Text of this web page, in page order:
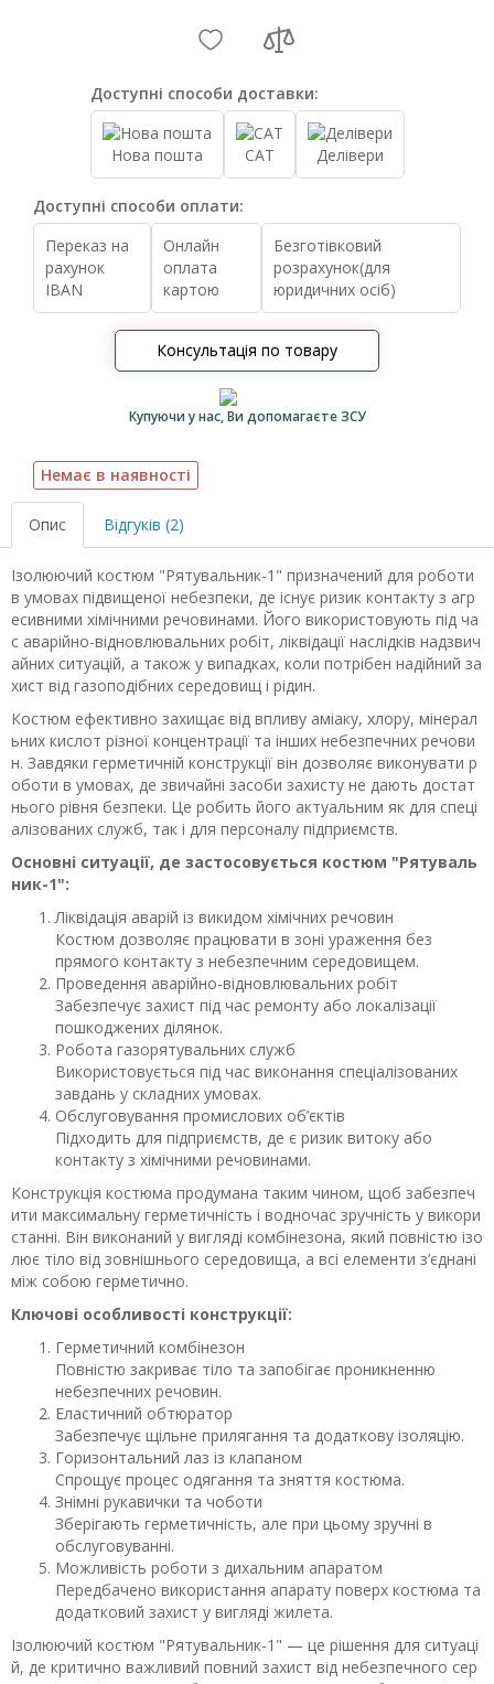
Доступні способи доставки:
Нова пошта САТ Делівери
Доступні способи оплати:
Переказ на
рахунок
IBAN
Онлайн
оплата
картою
Безготівковий
розрахунок(для
юридичних осіб)
Консультація по товару
Купуючи у нас, Ви допомагаєте ЗСУ
Немає в наявності
Опис Відгуків (2)
Ізолюючий костюм "Рятувальник-1" призначений для роботи
в умовах підвищеної небезпеки, де існує ризик контакту з агр
есивними хімічними речовинами. Його використовують під ча
с аварійно-відновлювальних робіт, ліквідації наслідків надзвич
айних ситуацій, а також у випадках, коли потрібен надійний за
хист від газоподібних середовищ і рідин.
Костюм ефективно захищає від впливу аміаку, хлору, мінерал
ьних кислот різної концентрації та інших небезпечних речови
н. Завдяки герметичній конструкції він дозволяє виконувати р
оботи в умовах, де звичайні засоби захисту не дають достат
нього рівня безпеки. Це робить його актуальним як для спеці
алізованих служб, так і для персоналу підприємств.
Основні ситуації, де застосовується костюм "Рятуваль
ник-1":
Ліквідація аварій із викидом хімічних речовин
Костюм дозволяє працювати в зоні ураження без
прямого контакту з небезпечним середовищем.
Проведення аварійно-відновлювальних робіт
Забезпечує захист під час ремонту або локалізації
пошкоджених ділянок.
Робота газорятувальних служб
Використовується під час виконання спеціалізованих
завдань у складних умовах.
Обслуговування промислових об’єктів
Підходить для підприємств, де є ризик витоку або
контакту з хімічними речовинами.
Конструкція костюма продумана таким чином, щоб забезпеч
ити максимальну герметичність і водночас зручність у викори
станні. Він виконаний у вигляді комбінезона, який повністю ізо
лює тіло від зовнішнього середовища, а всі елементи з’єднані
між собою герметично.
Ключові особливості конструкції:
Герметичний комбінезон
Повністю закриває тіло та запобігає проникненню
небезпечних речовин.
Еластичний обтюратор
Забезпечує щільне прилягання та додаткову ізоляцію.
Горизонтальний лаз із клапаном
Спрощує процес одягання та зняття костюма.
Знімні рукавички та чоботи
Зберігають герметичність, але при цьому зручні в
обслуговуванні.
Можливість роботи з дихальним апаратом
Передбачено використання апарату поверх костюма та
додатковий захист у вигляді жилета.
Ізолюючий костюм "Рятувальник-1" — це рішення для ситуаці
й, де критично важливий повний захист від небезпечного сер